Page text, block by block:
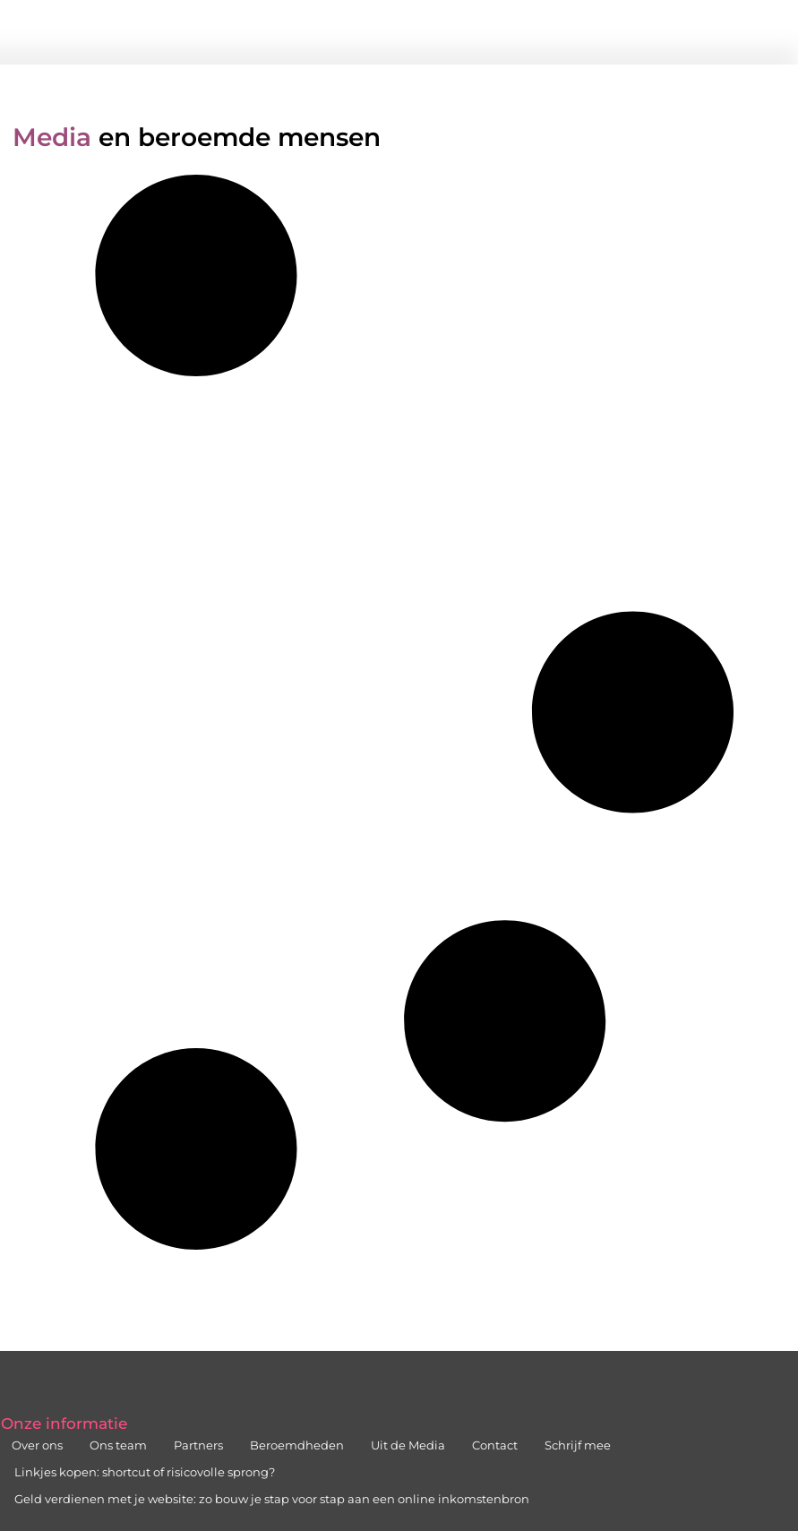
Media en beroemde mensen
Onze informatie
Over ons Ons team Partners Beroemdheden Uit de Media Contact
Schrijf mee
Linkjes kopen: shortcut of risicovolle sprong?
Geld verdienen met je website: zo bouw je stap voor stap aan een online inkomstenbron